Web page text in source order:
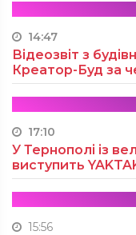
14:47
Відеозвіт з
Креатор-Буд за
17:10
У Тернополі із
виступить
15:56